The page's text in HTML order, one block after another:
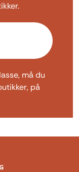
må du
på